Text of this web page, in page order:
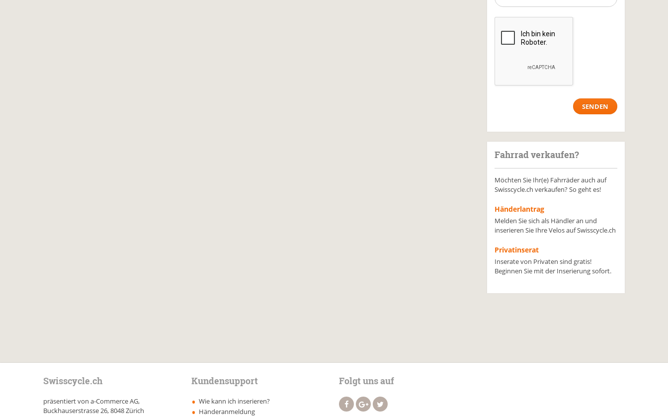
Fahrrad verkaufen?
Möchten Sie Ihr(e) Fahrräder auch auf
Swisscycle.ch verkaufen? So geht es!
Händerlantrag
Melden Sie sich als Händler an und
inserieren Sie Ihre Velos auf Swisscycle.ch
Privatinserat
Inserate von Privaten sind gratis!
Beginnen Sie mit der Inserierung sofort.
Swisscycle.ch
präsentiert von a-Commerce AG,
Buckhauserstrasse 26, 8048 Zürich
Kundensupport
Wie kann ich inserieren?
Händeranmeldung
Folgt uns auf